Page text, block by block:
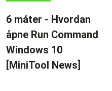
6 måter - Hvordan
åpne Run Command
Windows 10
[MiniTool News]